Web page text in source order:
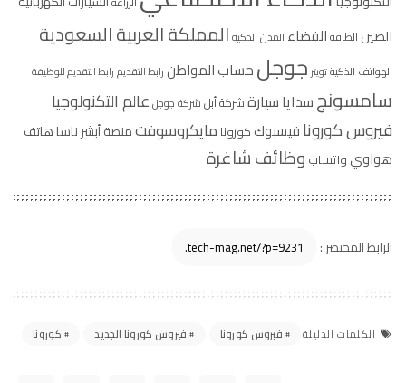
الصين الطاقةالفضاء المدن الذكيةالمملكة العربية السعودية
الهواتف الذكيةتويتر جوجلحساب المواطن رابط التقديم رابط التقديم للوظيفة
سامسونجسداياسيارةشركة أبلشركة جوجلعالم التكنولوجيا
فيروس كورونافيسبوككورونا مايكروسوفتمنصة أبشرناساهاتف
هواويواتساب وظائف شاغرة
الرابط المختصر :
الكلمات الدليلة فيروس كورونا فيروس كورونا الجديد كورونا